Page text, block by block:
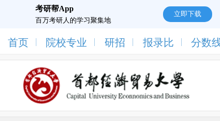
考研帮App
百万考研人的学习聚集地
立即下载
首页 院校专业 研招 报录比 分数